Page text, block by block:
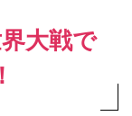
大戦で